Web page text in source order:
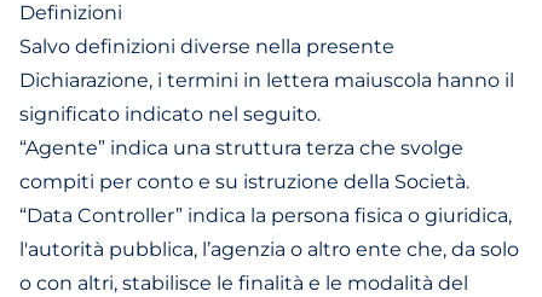
Definizioni
Salvo definizioni diverse nella presente
Dichiarazione, i termini in lettera maiuscola hanno il
significato indicato nel seguito.
“Agente” indica una struttura terza che svolge
compiti per conto e su istruzione della Società.
“Data Controller” indica la persona fisica o giuridica,
l'autorità pubblica, l’agenzia o altro ente che, da solo
o con altri, stabilisce le finalità e le modalità del